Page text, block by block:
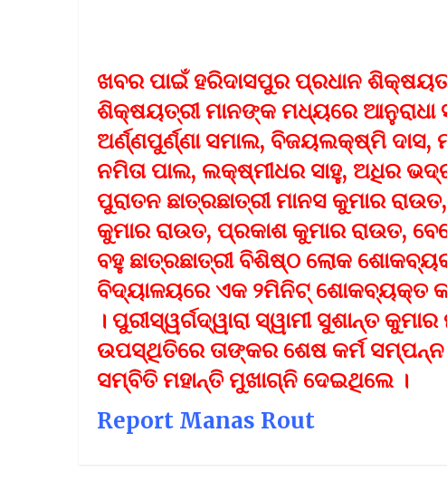
ଖବର ପାଇଁ ହରିଦାସପୁର ପ୍ରଧାନ
ଶିକ୍ଷୟତ୍ରୀ ମାନଙ୍କ ମଧ୍ୟରେ ଆନୁରାଧା
ଅର୍ଣ୍ଣପୁର୍ଣ୍ଣା ସମାଲ, ବିଜୟଲକ୍ଷ୍ମି ଦାସ,
ନମିତା ପାଲ, ଲକ୍ଷ୍ମୀଧର ସାହୁ, ଅଧିର
ପୁରାତନ ଛାତ୍ରଛାତ୍ରୀ ମାନସ କୁମାର
କୁମାର ରାଉତ, ପ୍ରକାଶ କୁମାର ରାଉତ,
ବହୁ ଛାତ୍ରଛାତ୍ରୀ ବିଶିଷ୍ଠ ଲୋକ
ବିଦ୍ୟାଳୟରେ ଏକ ୨ମିନିଟ୍ ଶୋକବ୍ୟକ୍ତ
। ପୁରୀସ୍ୱର୍ଗଦ୍ୱାରା ସ୍ୱାମୀ ସୁଶାନ୍ତ
ଉପସ୍ଥିତିରେ ତାଙ୍କର ଶେଷ କର୍ମ
ସମ୍ବିତି ମହାନ୍ତି ମୁଖାଗ୍ନି ଦେଇଥିଲେ ।
Report Manas Rout